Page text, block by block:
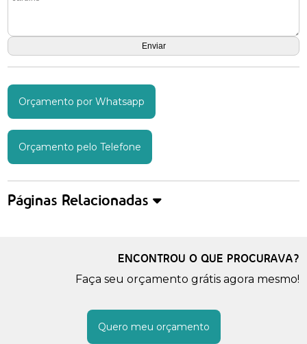
Orçamento por Whatsapp
Orçamento pelo Telefone
Páginas Relacionadas
ENCONTROU O QUE PROCURAVA?
Faça seu orçamento grátis agora mesmo!
Quero meu orçamento